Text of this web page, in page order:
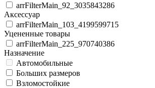
arrFilterMain_92_3035843286
Аксессуар
arrFilterMain_103_4199599715
Уцененные товары
arrFilterMain_225_970740386
Назначение
Автомобильные
Больших размеров
Взломостойкие